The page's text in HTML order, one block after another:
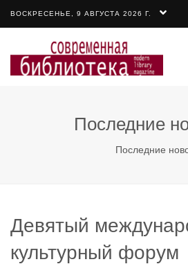
ВОСКРЕСЕНЬЕ, 9 АВГУСТА 2026 Г.
Последние
Последние
Девятый
культурный форум